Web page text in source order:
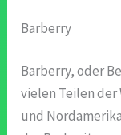
Barberry
Barberry, oder
vielen Teilen der
und